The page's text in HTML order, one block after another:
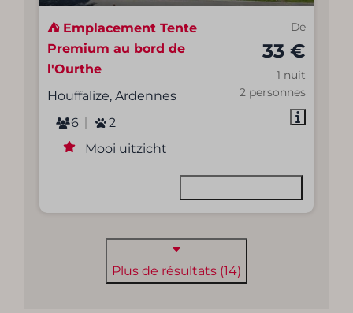
De
33 €
1 nuit
2 personnes
⛺ Emplacement Tente
Premium au bord de
l'Ourthe
Houffalize, Ardennes
6
2
Mooi uitzicht
Plus de résultats (14)